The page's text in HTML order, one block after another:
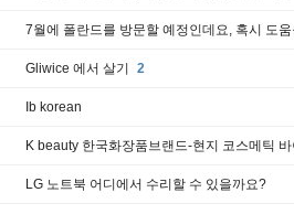
7월에 폴란드를 방문할 예정인데요, 혹시 도
Gliwice 에서 살기 2
Ib korean
K beauty 한국화장품브랜드-현지 코스메틱
LG 노트북 어디에서 수리할 수 있을까요?